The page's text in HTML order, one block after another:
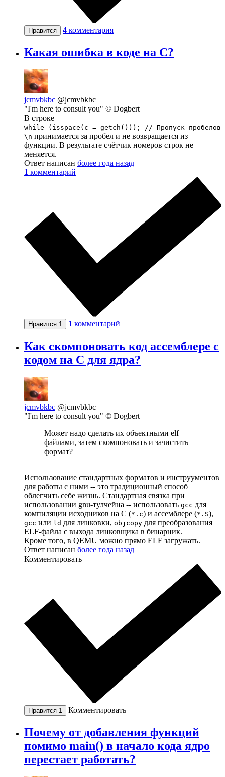
Нравится 4 комментария
Какая ошибка в коде на С?
jcmvbkbc @jcmvbkbc
"I'm here to consult you" © Dogbert
В строке
while (isspace(c = getch())); // Пропуск пробелов
\n принимается за пробел и не возвращается из
функции. В результате счётчик номеров строк не
меняется.
Ответ написан более года назад
1 комментарий
Нравится 1 1 комментарий
Как скомпоновать код ассемблере с
кодом на С для ядра?
jcmvbkbc @jcmvbkbc
"I'm here to consult you" © Dogbert
Может надо сделать их объектными elf
файлами, затем скомпоновать и зачистить
формат?
Использование стандартных форматов и инструументов
для работы с ними -- это традиционный способ
облегчить себе жизнь. Стандартная связка при
использовании gnu-тулчейна -- использовать gcc для
компиляции исходников на С (*.c) и ассемблере (*.S),
gcc или ld для линковки, objcopy для преобразования
ELF-файла с выхода линковщика в бинарник.
Кроме того, в QEMU можно прямо ELF загружать.
Ответ написан более года назад
Комментировать
Нравится 1 Комментировать
Почему от добавления функций
помимо main() в начало кода ядро
перестает работать?